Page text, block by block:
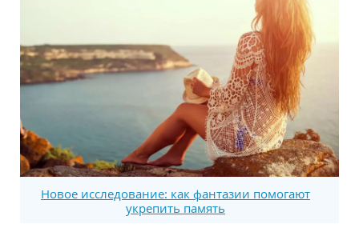
Новое исследование: как фантазии помогают
укрепить память